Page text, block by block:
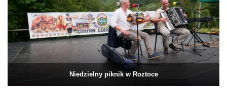
Niedzielny piknik w Roztoce